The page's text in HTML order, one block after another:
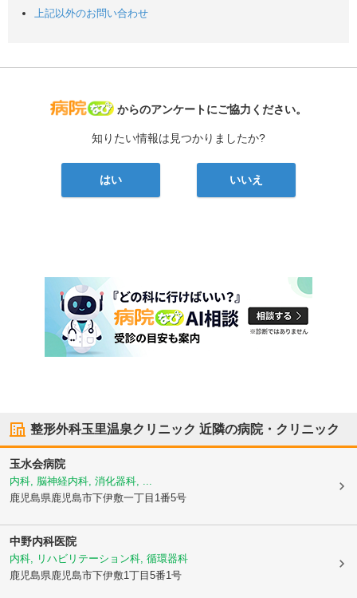
上記以外のお問い合わせ
病院なび
からのアンケートにご協力ください。
知りたい情報は見つかりましたか?
はい いいえ
整形外科玉里温泉クリニック 近隣の病院・クリニック
玉水会病院
内科, 脳神経内科, 消化器科, ...
鹿児島県鹿児島市下伊敷一丁目1番5号
中野内科医院
内科, リハビリテーション科, 循環器科
鹿児島県鹿児島市下伊敷1丁目5番1号